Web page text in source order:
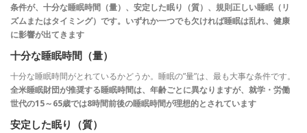
条件が、十分な睡眠時間（量）、安定した眠り（質）、規則正しい睡眠（リ
ズムまたはタイミング）です。いずれか一つでも欠ければ睡眠は乱れ、健康
に影響が出てきます
十分な睡眠時間（量）
十分な睡眠時間がとれているかどうか。睡眠の”量”は、最も大事な条件です。
全米睡眠財団が推奨する睡眠時間は、年齢ごとに異なりますが、就学・労働
世代の15～65歳では8時間前後の睡眠時間が理想的とされています
安定した眠り（質）